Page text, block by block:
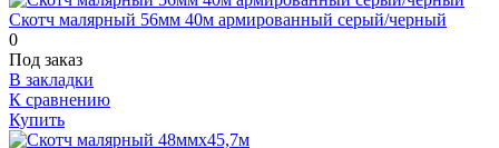
Скотч малярный 56мм 40м армированный серый/черный
0
Под заказ
В закладки
К сравнению
Купить